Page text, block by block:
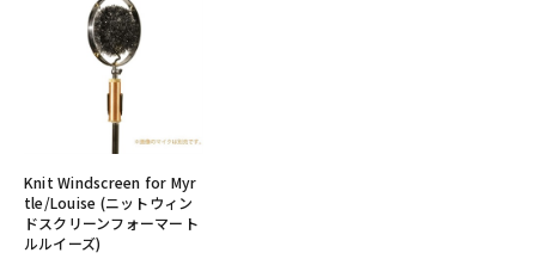
Knit Windscreen for Myr
tle/Louise (ニットウィン
ドスクリーンフォーマート
ルルイーズ)